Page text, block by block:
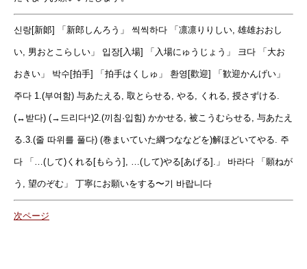
신랑[新郞] 「新郎しんろう」 씩씩하다 「凛凛りりしい, 雄雄おおし
い, 男おとこらしい」 입장[入場] 「入場にゅうじょう」 크다 「大お
おきい」 박수[拍手] 「拍手はくしゅ」 환영[歡迎] 「歓迎かんげい」
주다 1.(부여함) 与あたえる, 取とらせる, やる, くれる, 授さずける.
(↔받다) (→드리다⁴)2.(끼침·입힘) かかせる, 被こうむらせる, 与あたえ
る.3.(줄 따위를 풀다) (巻まいていた綱つななどを)解ほどいてやる. 주
다 「…(して)くれる[もらう], …(して)やる[あげる].」 바라다 「願ねが
う, 望のぞむ」 丁寧にお願いをする〜기 바랍니다
次ページ